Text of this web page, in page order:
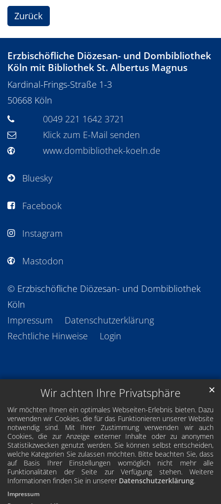
Wir achten Ihre Privatsphäre
Wir möchten Ihnen ein optimales Webseiten-Erlebnis bieten. Dazu
verwenden wir Cookies, die für das Funktionieren unserer Website
notwendig sind. Mit Ihrer Zustimmung verwenden wir auch
Cookies, die zur Anzeige externer Inhalte oder zu anonymen
Statistikzwecken genutzt werden. Sie können selbst entscheiden,
welche Kategorien Sie zulassen möchten. Bitte beachten Sie, dass
auf Basis Ihrer Einstellungen womöglich nicht mehr alle
Funktionalitäten der Seite zur Verfügung stehen. Weitere
Informationen finden Sie in unserer Datenschutzerklärung.
✕
Impressum
Zurück
Erzbischöfliche Diözesan- und Dombibliothek
Köln mit Bibliothek St. Albertus Magnus
Kardinal-Frings-Straße 1-3
50668 Köln
0049 221 1642 3721
Klick zum E-Mail senden
www.dombibliothek-koeln.de
Bluesky
Facebook
Instagram
Mastodon
© Erzbischöfliche Diözesan- und Dombibliothek
Köln
Impressum
Datenschutzerklärung
Rechtliche Hinweise
Login